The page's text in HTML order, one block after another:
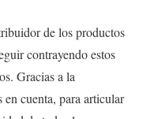
de los productos
contrayendo estos
Gracias a la
cuenta, para articular